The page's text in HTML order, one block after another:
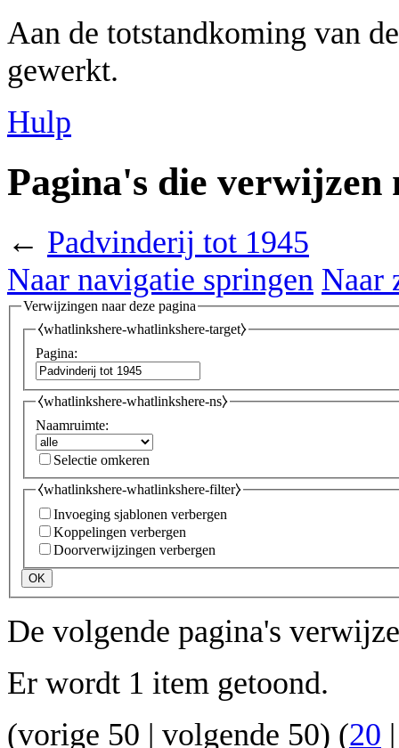
Aan de totstandkoming van
gewerkt.
Hulp
Pagina's die
← Padvinderij tot 1945
Naar navigatie springen Naar
Verwijzingen naar deze pagina
⧼whatlinkshere-whatlinkshere-target⧽
Pagina:
⧼whatlinkshere-whatlinkshere-ns⧽
Naamruimte:
Selectie omkeren
⧼whatlinkshere-whatlinkshere-filter⧽
Invoeging sjablonen verbergen
Koppelingen verbergen
Doorverwijzingen verbergen
OK
De volgende pagina's
Er wordt 1 item getoond.
(vorige 50 | volgende 50) (20